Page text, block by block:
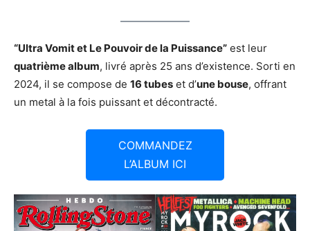
“Ultra Vomit et Le Pouvoir de la Puissance” est leur
quatrième album, livré après 25 ans d’existence. Sorti en
2024, il se compose de 16 tubes et d’une bouse, offrant
un metal à la fois puissant et décontracté.
COMMANDEZ
L’ALBUM ICI